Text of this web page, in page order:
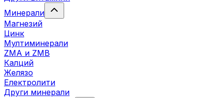
Минерали
Магнезий
Цинк
Мултиминерали
ZMA и ZMB
Калций
Желязо
Електролити
Други минерали